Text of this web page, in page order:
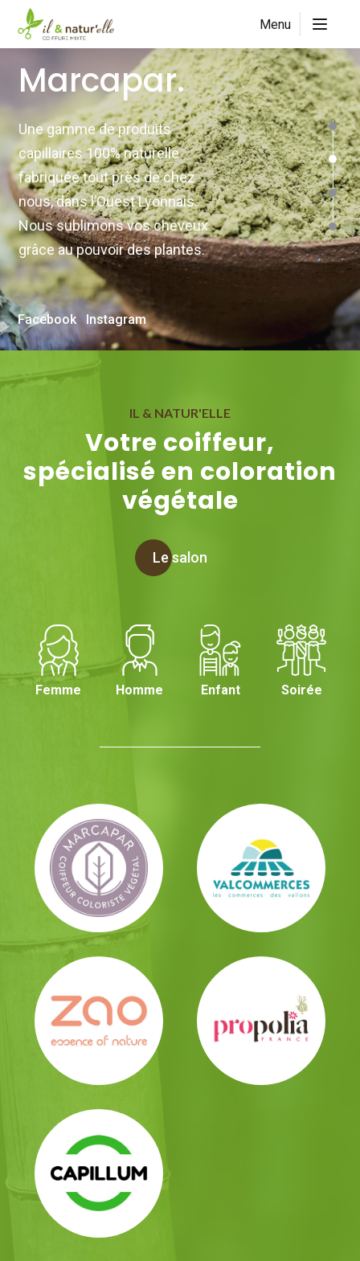
Menu
Marcapar.
Une gamme de produits
capillaires 100% naturelle
fabriquée tout près de chez
nous, dans l’Ouest Lyonnais.
Nous sublimons vos cheveux
grâce au pouvoir des plantes.
IL & NATUR'ELLE
Votre coiffeur,
spécialisé en coloration
végétale
Le salon
Femme Homme Enfant Soirée